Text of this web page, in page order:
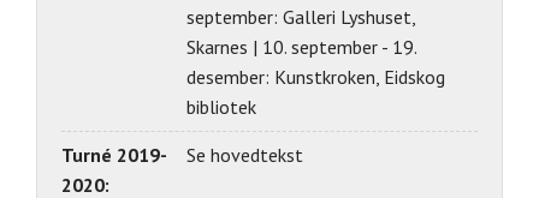
september: Galleri Lyshuset,
Skarnes | 10. september - 19.
desember: Kunstkroken, Eidskog
bibliotek
Turné 2019-
2020:
Se hovedtekst